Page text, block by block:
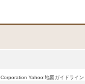
Yahoo!地図ガイドライン